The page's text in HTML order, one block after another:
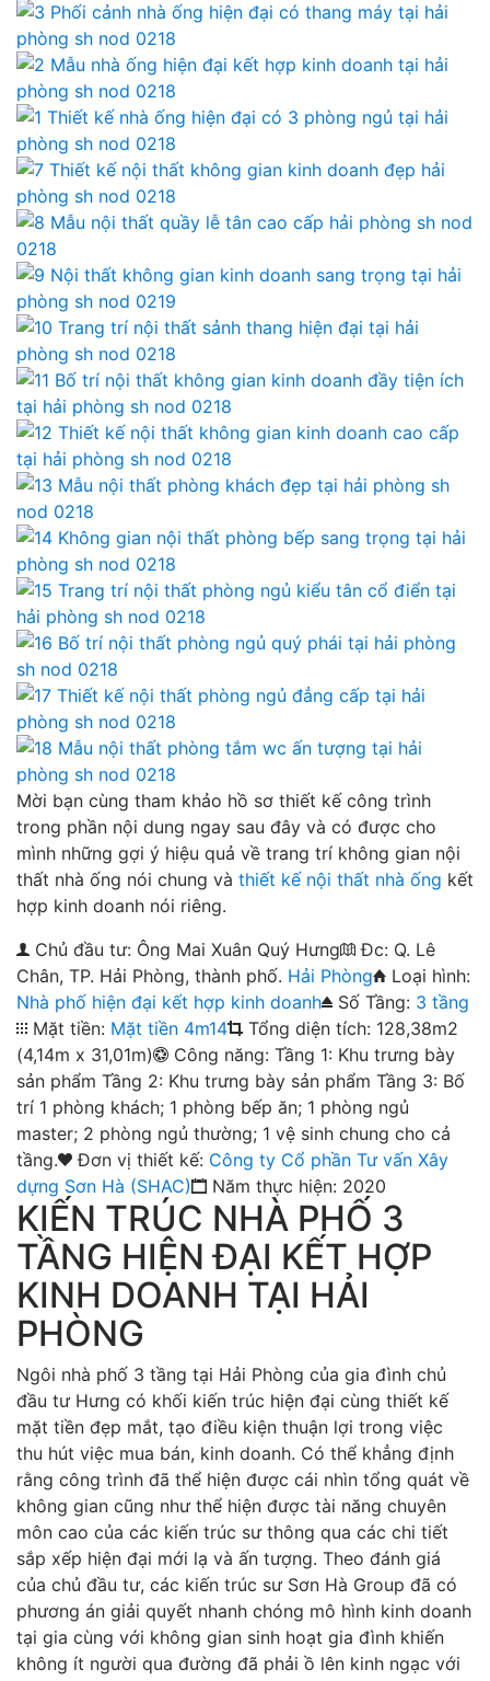
Mời bạn cùng tham khảo hồ sơ thiết kế công trình
trong phần nội dung ngay sau đây và có được cho
mình những gợi ý hiệu quả về trang trí không gian nội
thất nhà ống nói chung và thiết kế nội thất nhà ống kết
hợp kinh doanh nói riêng.
Chủ đầu tư: Ông Mai Xuân Quý Hưng
Đc: Q. Lê
Chân, TP. Hải Phòng, thành phố. Hải Phòng
Loại hình:
Nhà phố hiện đại kết hợp kinh doanh
Số Tầng: 3 tầng
Mặt tiền: Mặt tiền 4m14
Tổng diện tích: 128,38m2
(4,14m x 31,01m)
Công năng: Tầng 1: Khu trưng bày
sản phẩm Tầng 2: Khu trưng bày sản phẩm Tầng 3: Bố
trí 1 phòng khách; 1 phòng bếp ăn; 1 phòng ngủ
master; 2 phòng ngủ thường; 1 vệ sinh chung cho cả
tầng.
Đơn vị thiết kế: Công ty Cổ phần Tư vấn Xây
dựng Sơn Hà (SHAC)
Năm thực hiện: 2020
KIẾN TRÚC NHÀ PHỐ 3
TẦNG HIỆN ĐẠI KẾT HỢP
KINH DOANH TẠI HẢI
PHÒNG
Ngôi nhà phố 3 tầng tại Hải Phòng của gia đình chủ
đầu tư Hưng có khối kiến trúc hiện đại cùng thiết kế
mặt tiền đẹp mắt, tạo điều kiện thuận lợi trong việc
thu hút việc mua bán, kinh doanh. Có thể khẳng định
rằng công trình đã thể hiện được cái nhìn tổng quát về
không gian cũng như thể hiện được tài năng chuyên
môn cao của các kiến trúc sư thông qua các chi tiết
sắp xếp hiện đại mới lạ và ấn tượng. Theo đánh giá
của chủ đầu tư, các kiến trúc sư Sơn Hà Group đã có
phương án giải quyết nhanh chóng mô hình kinh doanh
tại gia cùng với không gian sinh hoạt gia đình khiến
không ít người qua đường đã phải ồ lên kinh ngạc với